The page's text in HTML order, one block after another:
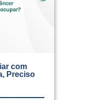
com
Preciso